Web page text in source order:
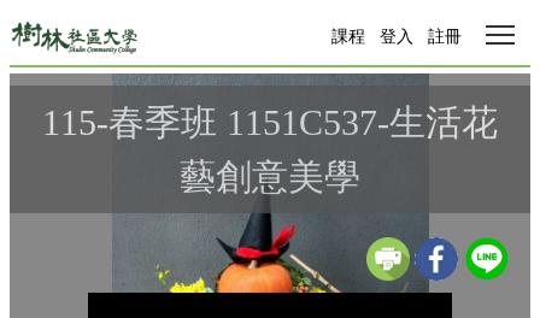
課程 登入 註冊
115-春季班 1151C537-生活花
藝創意美學